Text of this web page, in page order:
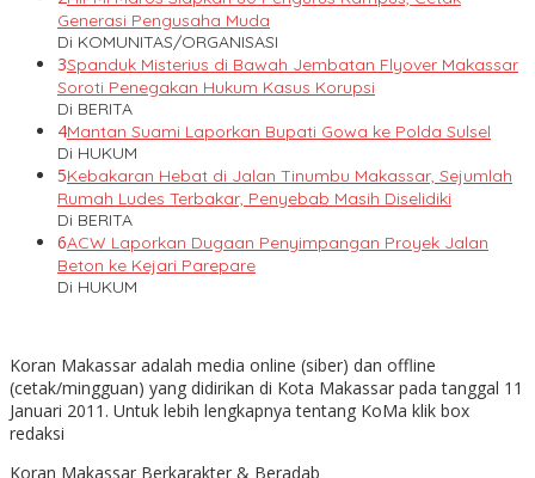
Generasi Pengusaha Muda
Di KOMUNITAS/ORGANISASI
3Spanduk Misterius di Bawah Jembatan Flyover Makassar
Soroti Penegakan Hukum Kasus Korupsi
Di BERITA
4Mantan Suami Laporkan Bupati Gowa ke Polda Sulsel
Di HUKUM
5Kebakaran Hebat di Jalan Tinumbu Makassar, Sejumlah
Rumah Ludes Terbakar, Penyebab Masih Diselidiki
Di BERITA
6ACW Laporkan Dugaan Penyimpangan Proyek Jalan
Beton ke Kejari Parepare
Di HUKUM
Koran Makassar adalah media online (siber) dan offline
(cetak/mingguan) yang didirikan di Kota Makassar pada tanggal 11
Januari 2011. Untuk lebih lengkapnya tentang KoMa klik box
redaksi
Koran Makassar Berkarakter & Beradab